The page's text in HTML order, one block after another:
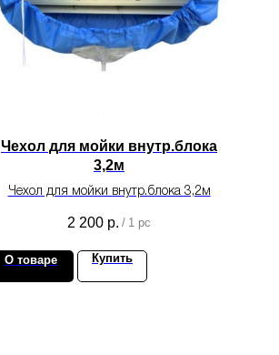
Чехол для мойки внутр.блока
3,2м
Чехол для мойки внутр.блока 3,2м
2 200 р. / 1 pc
О товаре Купить